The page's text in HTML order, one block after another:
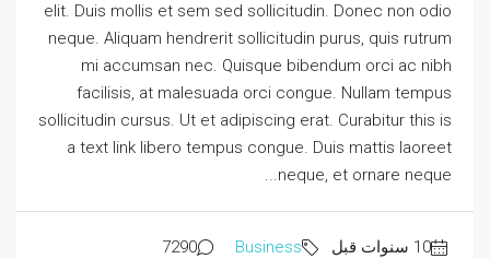
elit. Duis mollis et sem sed sollicitudin. Donec non odio
neque. Aliquam hendrerit sollicitudin purus, quis rutrum
mi accumsan nec. Quisque bibendum orci ac nibh
facilisis, at malesuada orci congue. Nullam tempus
sollicitudin cursus. Ut et adipiscing erat. Curabitur this is
a text link libero tempus congue. Duis mattis laoreet
neque, et ornare neque...
Business
7290